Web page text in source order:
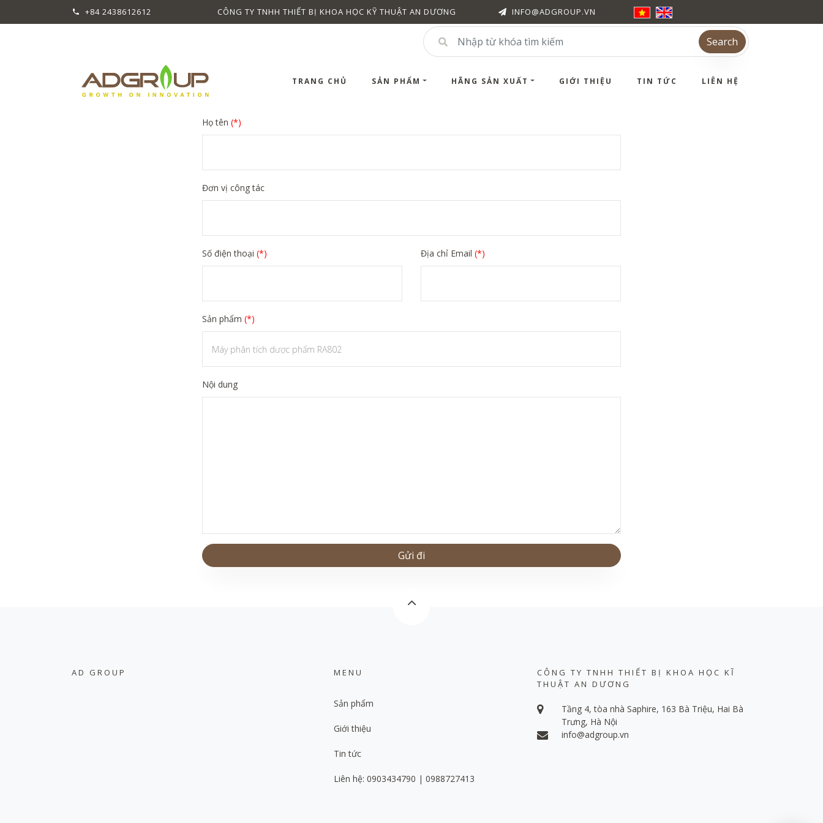
+84 2438612612 CÔNG TY TNHH THIẾT BỊ KHOA HỌC KỸ THUẬT AN DƯƠNG INFO@ADGROUP.VN
Search
TRANG CHỦ SẢN PHẨM HÃNG SẢN XUẤT GIỚI THIỆU TIN TỨC LIÊN HỆ
Họ tên(*)
Đơn vị công tác
Số điện thoại(*) Địa chỉ Email (*)
Sản phẩm(*)
Nội dung
AD GROUP MENU
Sản phẩm
Giới thiệu
Tin tức
Liên hệ: 0903434790 | 0988727413
CÔNG TY TNHH THIẾT BỊ KHOA HỌC KĨ
THUẬT AN DƯƠNG
Tầng 4, tòa nhà Saphire, 163 Bà Triệu, Hai Bà
Trưng, Hà Nội
info@adgroup.vn